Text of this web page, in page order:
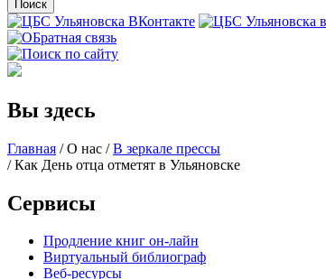
Вы здесь
Главная / О нас / В зеркале прессы
/ Как День отца отметят в Ульяновске
Сервисы
Продление книг он-лайн
Виртуальный библиограф
Веб-ресурсы